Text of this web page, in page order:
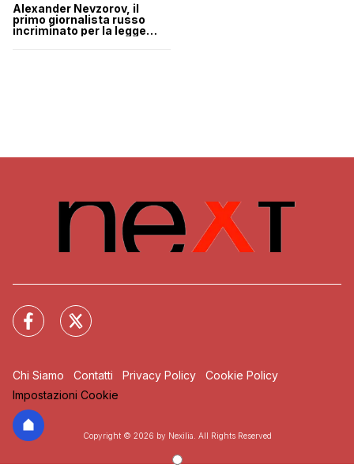
Alexander Nevzorov, il
primo giornalista russo
incriminato per la legge
Chi Siamo Contatti Privacy Policy
Cookie Policy
Impostazioni Cookie
Copyright © 2026 by Nexilia. All Rights Reserved